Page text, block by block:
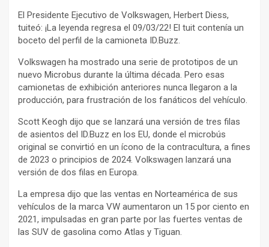
El Presidente Ejecutivo de Volkswagen, Herbert Diess,
tuiteó: ¡La leyenda regresa el 09/03/22! El tuit contenía un
boceto del perfil de la camioneta ID.Buzz.
Volkswagen ha mostrado una serie de prototipos de un
nuevo Microbus durante la última década. Pero esas
camionetas de exhibición anteriores nunca llegaron a la
producción, para frustración de los fanáticos del vehículo.
Scott Keogh dijo que se lanzará una versión de tres filas
de asientos del ID.Buzz en los EU, donde el microbús
original se convirtió en un ícono de la contracultura, a fines
de 2023 o principios de 2024. Volkswagen lanzará una
versión de dos filas en Europa.
La empresa dijo que las ventas en Norteamérica de sus
vehículos de la marca VW aumentaron un 15 por ciento en
2021, impulsadas en gran parte por las fuertes ventas de
las SUV de gasolina como Atlas y Tiguan.